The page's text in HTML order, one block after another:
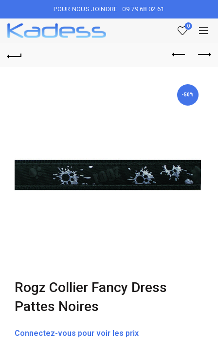
POUR NOUS JOINDRE : 09 79 68 02 61
0
-50%
Rogz Collier Fancy Dress
Pattes Noires
Connectez-vous pour voir les prix